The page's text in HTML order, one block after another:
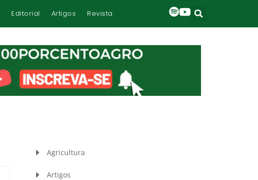
Editorial Artigos Revista
Agricultura
Artigos